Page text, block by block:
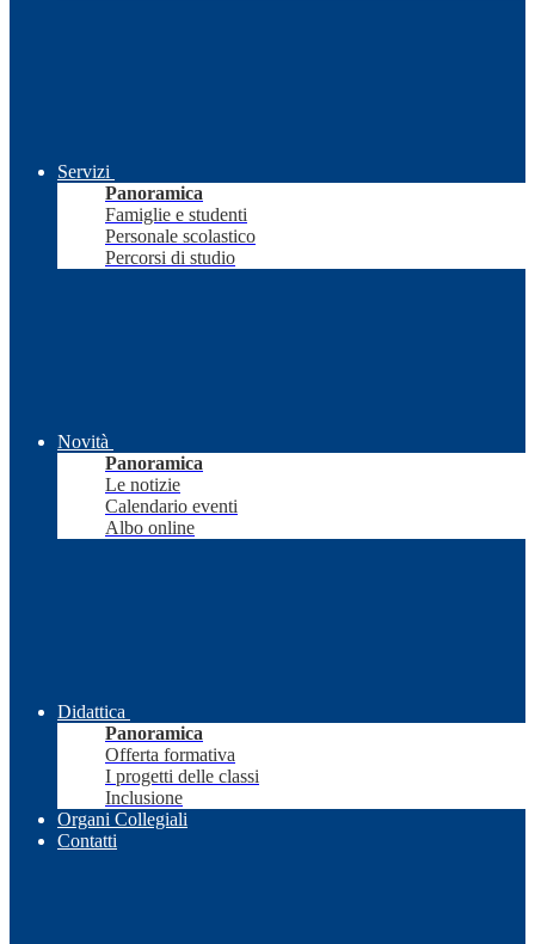
Servizi
Panoramica
Famiglie e studenti
Personale scolastico
Percorsi di studio
Novità
Panoramica
Le notizie
Calendario eventi
Albo online
Didattica
Panoramica
Offerta formativa
I progetti delle classi
Inclusione
Organi Collegiali
Contatti